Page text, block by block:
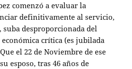
comenzó a evaluar la
definitivamente al servicio,
desproporcionada del
crítica (es jubilada
el 22 de Noviembre de ese
esposo, tras 46 años de